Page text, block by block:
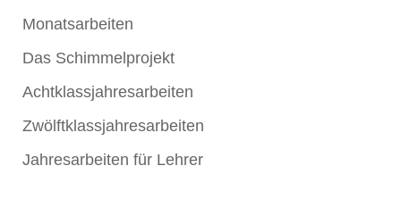
Monatsarbeiten
Das Schimmelprojekt
Achtklassjahresarbeiten
Zwölftklassjahresarbeiten
Jahresarbeiten für Lehrer